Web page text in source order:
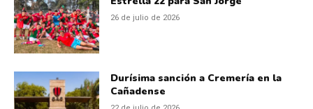
26 de julio de 2026
Durísima sanción a Cremería en la
Cañadense